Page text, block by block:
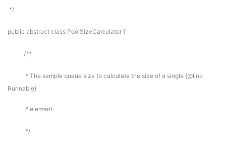
*/
public abstract class PoolSizeCalculator {
/**
* The sample queue size to calculate the size of a single {@link
Runnable}
* element.
*/